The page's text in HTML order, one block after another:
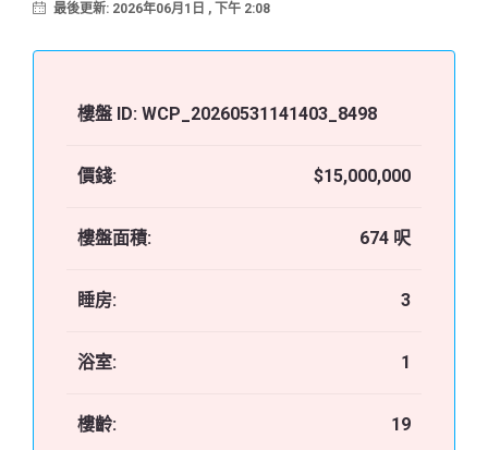
最後更新: 2026年06月1日 , 下午 2:08
樓盤 ID: WCP_20260531141403_8498
價錢: $15,000,000
樓盤面積: 674 呎
睡房: 3
浴室: 1
樓齡: 19